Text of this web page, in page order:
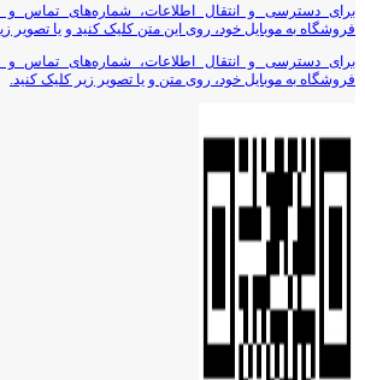
برای دسترسی و انتقال اطلاعات، شماره‌های تماس و
فروشگاه به موبایل خود، روی این متن کلیک کنید و یا تصویر
برای دسترسی و انتقال اطلاعات، شماره‌های تماس و
فروشگاه به موبایل خود، روی متن و یا تصویر زیر کلیک کنید.